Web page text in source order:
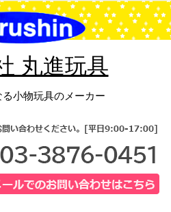
丸進玩具
る小物玩具のメーカー